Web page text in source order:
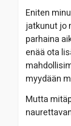
Eniten
jatkunut jo
parhaina
enää ota
myydään
Mutta